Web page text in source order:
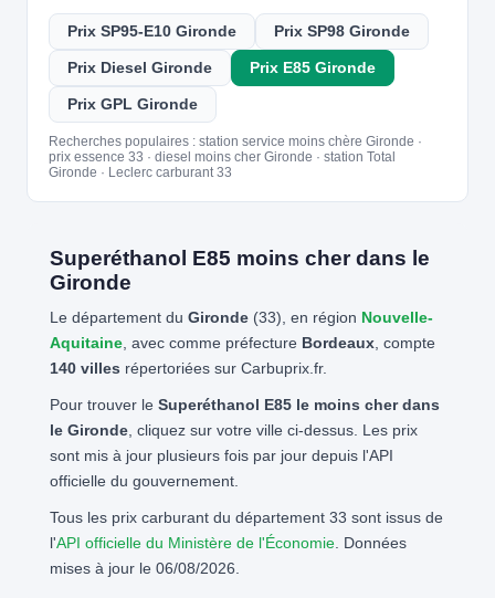
Prix SP95-E10 Gironde Prix SP98 Gironde
Prix Diesel Gironde Prix E85 Gironde
Prix GPL Gironde
Recherches populaires : station service moins chère Gironde ·
prix essence 33 · diesel moins cher Gironde · station Total
Gironde · Leclerc carburant 33
Superéthanol E85 moins cher dans le
Gironde
Le département du Gironde(33), en région Nouvelle-
Aquitaine, avec comme préfecture Bordeaux, compte
140 villes répertoriées sur Carbuprix.fr.
Pour trouver le Superéthanol E85 le moins cher dans
le Gironde, cliquez sur votre ville ci-dessus. Les prix
sont mis à jour plusieurs fois par jour depuis l'API
officielle du gouvernement.
Tous les prix carburant du département 33 sont issus de
l'API officielle du Ministère de l'Économie. Données
mises à jour le 06/08/2026.